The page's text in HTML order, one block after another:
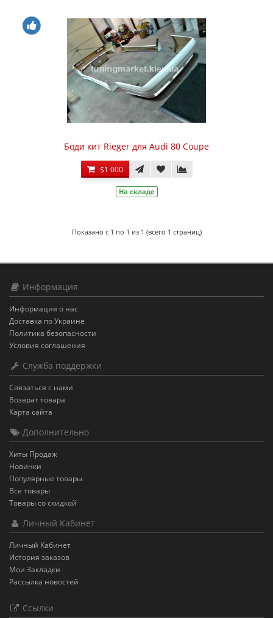
Боди кит Rieger для Audi 80 Coupe
$1 000
На складе
Показано с 1 по 1 из 1 (всего 1 страниц)
Информация
Информация о нас
Доставка по Украине
Политика безопасности
Условия соглашения
Служба поддержки
Связаться с нами
Возврат товара
Карта сайта
Дополнительно
Хиты Продаж
Новинки
Популярные товары
Все товары
Товары со скидкой
Личный Кабинет
Личный Кабинет
История заказов
Мои Закладки
Рассылка новостей
Ссылки